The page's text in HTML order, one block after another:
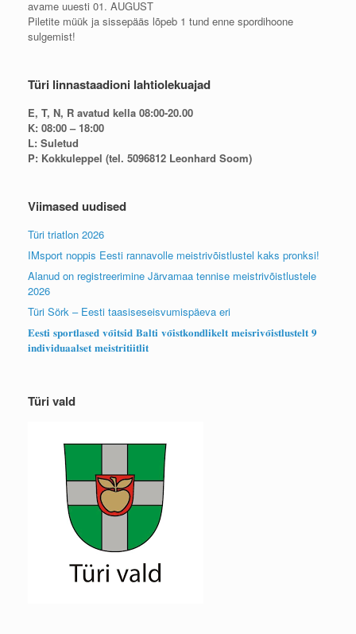
avame uuesti 01. AUGUST
Piletite müük ja sissepääs lõpeb 1 tund enne spordihoone
sulgemist!
Türi linnastaadioni lahtiolekuajad
E, T, N, R avatud kella 08:00-20.00
K: 08:00 – 18:00
L: Suletud
P: Kokkuleppel (tel. 5096812 Leonhard Soom)
Viimased uudised
Türi triatlon 2026
IMsport noppis Eesti rannavolle meistrivõistlustel kaks pronksi!
Alanud on registreerimine Järvamaa tennise meistrivõistlustele
2026
Türi Sörk – Eesti taasiseseisvumispäeva eri
𝐄𝐞𝐬𝐭𝐢 𝐬𝐩𝐨𝐫𝐭𝐥𝐚𝐬𝐞𝐝 𝐯𝐨̃𝐢𝐭𝐬𝐢𝐝 𝐁𝐚𝐥𝐭𝐢 𝐯𝐨̃𝐢𝐬𝐭𝐤𝐨𝐧𝐝𝐥𝐢𝐤𝐞𝐥𝐭 𝐦𝐞𝐢𝐬𝐫𝐢𝐯𝐨̃𝐢𝐬𝐭𝐥𝐮𝐬𝐭𝐞𝐥𝐭 𝟗
𝐢𝐧𝐝𝐢𝐯𝐢𝐝𝐮𝐚𝐚𝐥𝐬𝐞𝐭 𝐦𝐞𝐢𝐬𝐭𝐫𝐢𝐭𝐢𝐢𝐭𝐥𝐢𝐭
Türi vald